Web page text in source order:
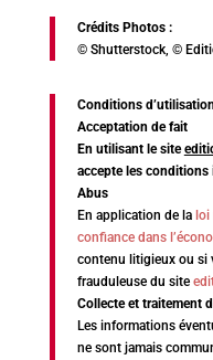
Crédits Photos :
© Shutterstock, ©
Conditions
Acceptation de fait
En utilisant le site
accepte les conditions
Abus
En application de la
confiance dans
contenu litigieux ou si
frauduleuse du site
Collecte et traitement
Les informations
ne sont jamais